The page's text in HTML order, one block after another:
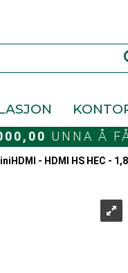
UNNA Å
- HDMI HS HEC -